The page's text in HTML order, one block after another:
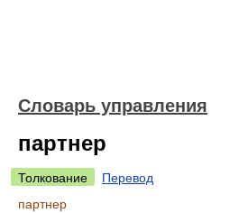
Словарь управления
партнер
Толкование
Перевод
партнер